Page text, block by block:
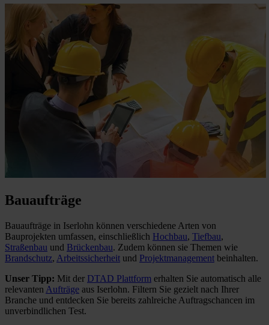
Bauaufträge
Bauaufträge in Iserlohn können verschiedene Arten von
Bauprojekten umfassen, einschließlich Hochbau, Tiefbau,
Straßenbau und Brückenbau. Zudem können sie Themen wie
Brandschutz, Arbeitssicherheit und Projektmanagement beinhalten.
Unser Tipp: Mit der DTAD Plattform erhalten Sie automatisch alle
relevanten Aufträge aus Iserlohn. Filtern Sie gezielt nach Ihrer
Branche und entdecken Sie bereits zahlreiche Auftragschancen im
unverbindlichen Test.